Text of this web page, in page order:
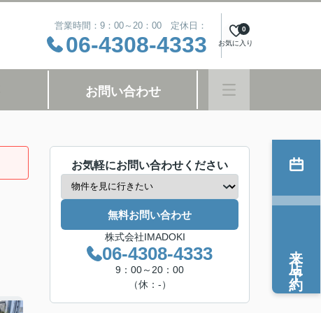
営業時間：9：00～20：00 定休日：
06-4308-4333 お気に入り
0
お問い合わせ
お気軽にお問い合わせください
無料お問い合わせ
株式会社IMADOKI
06-4308-4333
9：00～20：00
（休：-）
来店予約